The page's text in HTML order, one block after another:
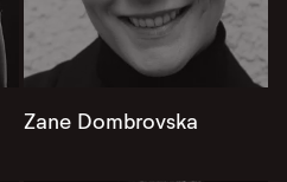
Zane Dombrovska